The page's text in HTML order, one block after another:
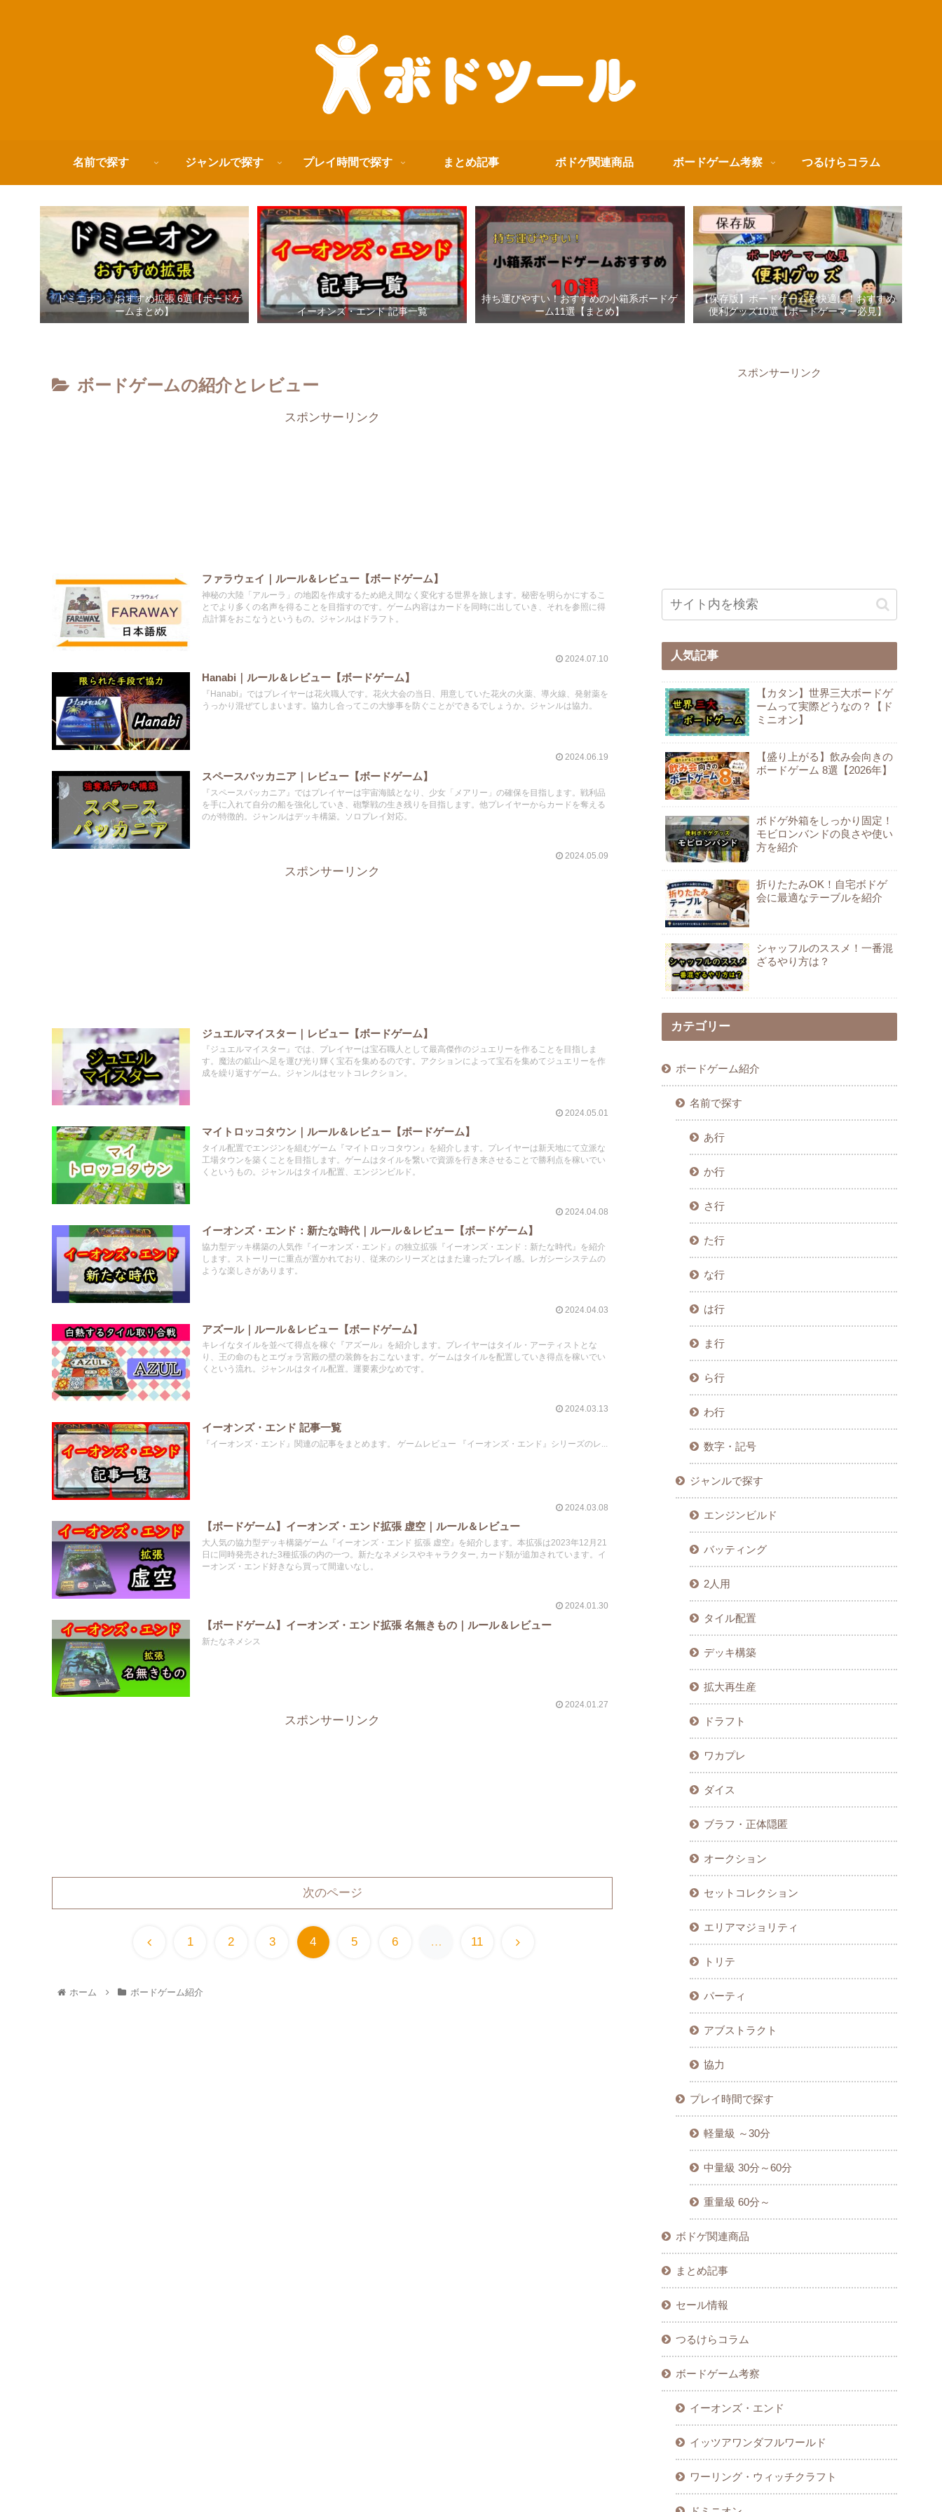
名前で探す ジャンルで探す プレイ時間で探す まとめ記事 ボドゲ関連商品 ボードゲーム考察 つるけらコラム
『ドミニオン』おすすめ拡張 6選【ボードゲ
ームまとめ】
イーオンズ・エンド 記事一覧
持ち運びやすい！おすすめの小箱系ボードゲ
ーム11選【まとめ】
【保存版】ボードゲームを快適に！おすすめ
便利グッズ10選【ボードゲーマー必見】
ボードゲームの紹介とレビュー
スポンサーリンク
ファラウェイ｜ルール＆レビュー【ボードゲーム】
神秘の大陸「アルーラ」の地図を作成するため絶え間なく変化する世界を旅します。秘密を明らかにするこ
とでより多くの名声を得ることを目指すのです。ゲーム内容はカードを同時に出していき、それを参照に得
点計算をおこなうというもの。ジャンルはドラフト。
2024.07.10
Hanabi｜ルール＆レビュー【ボードゲーム】
『Hanabi』ではプレイヤーは花火職人です。花火大会の当日、用意していた花火の火薬、導火線、発射薬を
うっかり混ぜてしまいます。協力し合ってこの大惨事を防ぐことができるでしょうか。ジャンルは協力。
2024.06.19
スペースバッカニア｜レビュー【ボードゲーム】
『スペースバッカニア』ではプレイヤーは宇宙海賊となり、少女「メアリー」の確保を目指します。戦利品
を手に入れて自分の船を強化していき、砲撃戦の生き残りを目指します。他プレイヤーからカードを奪える
のが特徴的。ジャンルはデッキ構築。ソロプレイ対応。
2024.05.09
スポンサーリンク
ジュエルマイスター｜レビュー【ボードゲーム】
『ジュエルマイスター』では、プレイヤーは宝石職人として最高傑作のジュエリーを作ることを目指しま
す。魔法の鉱山へ足を運び光り輝く宝石を集めるのです。アクションによって宝石を集めてジュエリーを作
成を繰り返すゲーム。ジャンルはセットコレクション。
2024.05.01
マイトロッコタウン｜ルール＆レビュー【ボードゲーム】
タイル配置でエンジンを組むゲーム『マイトロッコタウン』を紹介します。プレイヤーは新天地にて立派な
工場タウンを築くことを目指します。ゲームはタイルを繋いで資源を行き来させることで勝利点を稼いでい
くというもの。ジャンルはタイル配置、エンジンビルド。
2024.04.08
イーオンズ・エンド：新たな時代｜ルール＆レビュー【ボードゲーム】
協力型デッキ構築の人気作『イーオンズ・エンド』の独立拡張『イーオンズ・エンド：新たな時代』を紹介
します。ストーリーに重点が置かれており、従来のシリーズとはまた違ったプレイ感。レガシーシステムの
ような楽しさがあります。
2024.04.03
アズール｜ルール＆レビュー【ボードゲーム】
キレイなタイルを並べて得点を稼ぐ『アズール』を紹介します。プレイヤーはタイル・アーティストとな
り、王の命のもとエヴォラ宮殿の壁の装飾をおこないます。ゲームはタイルを配置していき得点を稼いでい
くという流れ。ジャンルはタイル配置。運要素少なめです。
2024.03.13
イーオンズ・エンド 記事一覧
『イーオンズ・エンド』関連の記事をまとめます。 ゲームレビュー 『イーオンズ・エンド』シリーズのレ...
2024.03.08
【ボードゲーム】イーオンズ・エンド拡張 虚空｜ルール＆レビュー
大人気の協力型デッキ構築ゲーム『イーオンズ・エンド 拡張 虚空』を紹介します。本拡張は2023年12月21
日に同時発売された3種拡張の内の一つ。新たなネメシスやキャラクター, カード類が追加されています。イ
ーオンズ・エンド好きなら買って間違いなし。
2024.01.30
【ボードゲーム】イーオンズ・エンド拡張 名無きもの｜ルール＆レビュー
新たなネメシス
2024.01.27
スポンサーリンク
次のページ
1 2 3 4 5 6 … 11
ホーム ボードゲーム紹介
スポンサーリンク
人気記事
【カタン】世界三大ボードゲ
ームって実際どうなの？【ド
ミニオン】
【盛り上がる】飲み会向きの
ボードゲーム 8選【2026年】
ボドゲ外箱をしっかり固定！
モビロンバンドの良さや使い
方を紹介
折りたたみOK！自宅ボドゲ
会に最適なテーブルを紹介
シャッフルのススメ！一番混
ざるやり方は？
カテゴリー
ボードゲーム紹介
名前で探す
あ行
か行
さ行
た行
な行
は行
ま行
ら行
わ行
数字・記号
ジャンルで探す
エンジンビルド
バッティング
2人用
タイル配置
デッキ構築
拡大再生産
ドラフト
ワカプレ
ダイス
ブラフ・正体隠匿
オークション
セットコレクション
エリアマジョリティ
トリテ
パーティ
アブストラクト
協力
プレイ時間で探す
軽量級 ～30分
中量級 30分～60分
重量級 60分～
ボドゲ関連商品
まとめ記事
セール情報
つるけらコラム
ボードゲーム考察
イーオンズ・エンド
イッツアワンダフルワールド
ワーリング・ウィッチクラフト